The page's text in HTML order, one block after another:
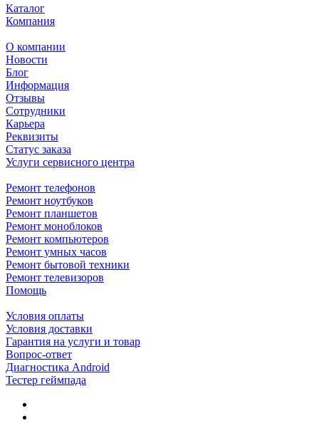
Каталог
Компания
О компании
Новости
Блог
Информация
Отзывы
Сотрудники
Карьера
Реквизиты
Статус заказа
Услуги сервисного центра
Ремонт телефонов
Ремонт ноутбуков
Ремонт планшетов
Ремонт моноблоков
Ремонт компьютеров
Ремонт умных часов
Ремонт бытовой техники
Ремонт телевизоров
Помощь
Условия оплаты
Условия доставки
Гарантия на услуги и товар
Вопрос-ответ
Диагностика Android
Тестер геймпада